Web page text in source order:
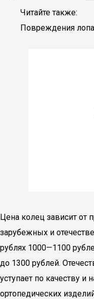
Читайте также:
Повреждения
Цена колец зависит от
зарубежных и
рублях 1000—1100
до 1300 рублей.
уступает по качеству
ортопедических